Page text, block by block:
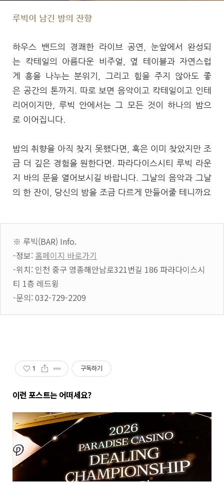
루빅이 남긴 밤의 잔향
하우스 밴드의 경쾌한 라이브 공연, 눈앞에서 완성되
는 칵테일의 아름다운 비주얼, 옆 테이블과 자연스럽
게 흥을 나누는 분위기, 그리고 힘을 주지 않아도 좋
은 공간의 톤까지. 따로 보면 음악이고 칵테일이고 인테
리어이지만, 루빅 안에서는 그 모든 것이 하나의 밤으
로 이어집니다.
밤의 취향을 아직 찾지 못했다면, 혹은 이미 찾았지만 조
금 더 깊은 경험을 원한다면. 파라다이스시티 루빅 라운
지 바의 문을 열어보시길 바랍니다. 그날의 음악과 그날
의 한 잔이, 당신의 밤을 조금 다르게 만들어줄 테니까요
※ 루빅(BAR) Info.
-정보: 홈페이지 바로가기
-위치: 인천 중구 영종해안남로321번길 186 파라다이스시
티 1층 레드윙
-문의: 032-729-2209
1 구독하기
이런 포스트는 어떠세요?